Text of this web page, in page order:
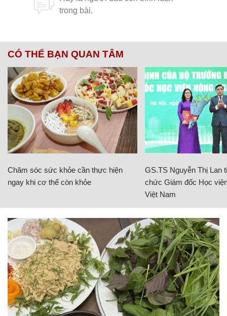
CÓ THỂ BẠN QUAN TÂM
Chăm sóc sức khỏe cần thực hiện
ngay khi cơ thể còn khỏe
GS.TS Nguyễn Thị Lan
chức Giám đốc Học
Việt Nam